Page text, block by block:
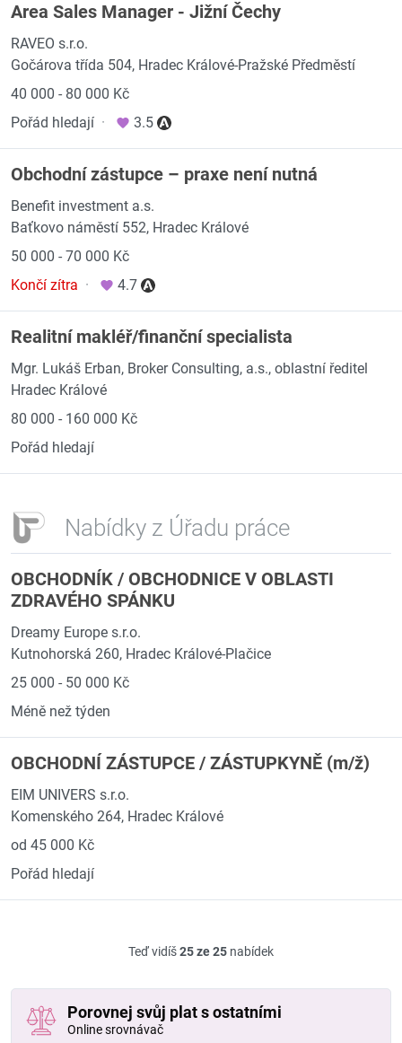
Area Sales Manager - Jižní Čechy
RAVEO s.r.o.
Gočárova třída 504, Hradec Králové-Pražské Předměstí
40 000 - 80 000 Kč
Pořád hledají · 3.5
Obchodní zástupce – praxe není nutná
Benefit investment a.s.
Baťkovo náměstí 552, Hradec Králové
50 000 - 70 000 Kč
Končí zítra · 4.7
Realitní makléř/finanční specialista
Mgr. Lukáš Erban, Broker Consulting, a.s., oblastní ředitel
Hradec Králové
80 000 - 160 000 Kč
Pořád hledají
Nabídky z Úřadu práce
OBCHODNÍK / OBCHODNICE V OBLASTI
ZDRAVÉHO SPÁNKU
Dreamy Europe s.r.o.
Kutnohorská 260, Hradec Králové-Plačice
25 000 - 50 000 Kč
Méně než týden
OBCHODNÍ ZÁSTUPCE / ZÁSTUPKYNĚ (m/ž)
EIM UNIVERS s.r.o.
Komenského 264, Hradec Králové
od 45 000 Kč
Pořád hledají
Teď vidíš25 ze 25 nabídek
Porovnej svůj plat s ostatními
Online srovnávač